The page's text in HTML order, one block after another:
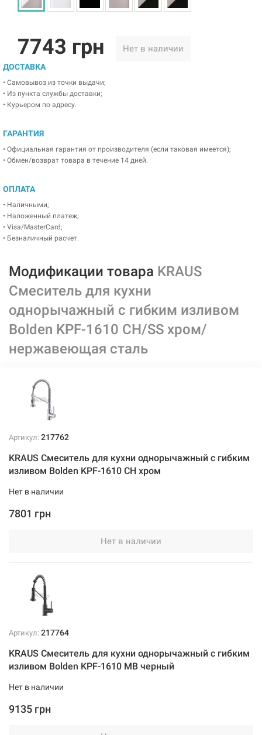
7743 грн Нет в наличии
ДОСТАВКА
• Самовывоз из точки выдачи;
• Из пункта службы доставки;
• Курьером по адресу.
ГАРАНТИЯ
• Официальная гарантия от производителя (если таковая имеется);
• Обмен/возврат товара в течение 14 дней.
ОПЛАТА
• Наличными;
• Наложенный платеж;
• Visa/MasterCard;
• Безналичный расчет.
Модификации товара KRAUS
Смеситель для кухни
однорычажный с гибким изливом
Bolden KPF-1610 CH/SS хром/
нержавеющая сталь
Артикул: 217762
KRAUS Смеситель для кухни однорычажный с гибким
изливом Bolden KPF-1610 CH хром
Нет в наличии
7801 грн
Нет в наличии
Артикул: 217764
KRAUS Смеситель для кухни однорычажный с гибким
изливом Bolden KPF-1610 MB черный
Нет в наличии
9135 грн